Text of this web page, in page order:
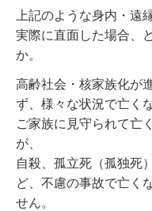
上記のような身内・遠
実際に直面した場合、
か。
高齢社会・核家族化が
ず、様々な状況で亡く
ご家族に見守られて亡
が、
自殺、孤立死（孤独死
ど、不慮の事故で亡く
せん。